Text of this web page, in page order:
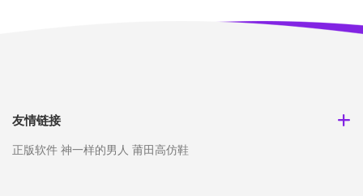
友情链接
正版软件 神一样的男人 莆田高仿鞋